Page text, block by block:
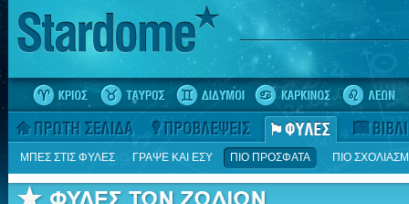
ΜΠΕΣ ΣΤΙΣ ΦΥΛΕΣ ΓΡΑΨΕ ΚΑΙ ΕΣΥ ΠΙΟ ΠΡΟΣΦΑΤΑ ΠΙΟ